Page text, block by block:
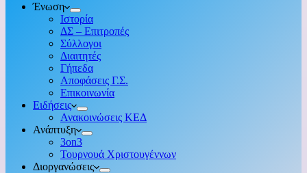
Ένωση
Ιστορία
ΔΣ – Επιτροπές
Σύλλογοι
Διαιτητές
Γήπεδα
Αποφάσεις Γ.Σ.
Επικοινωνία
Ειδήσεις
Ανακοινώσεις ΚΕΔ
Ανάπτυξη
3on3
Τουρνουά Χριστουγέννων
Διοργανώσεις